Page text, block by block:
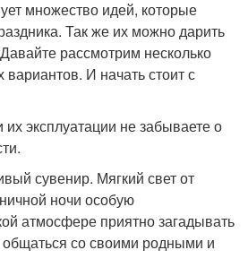
множество идей, которые
Так же их можно дарить
рассмотрим несколько
И начать стоит с
эксплуатации не забываете о
сувенир. Мягкий свет от
ночи особую
атмосфере приятно загадывать
со своими родными и